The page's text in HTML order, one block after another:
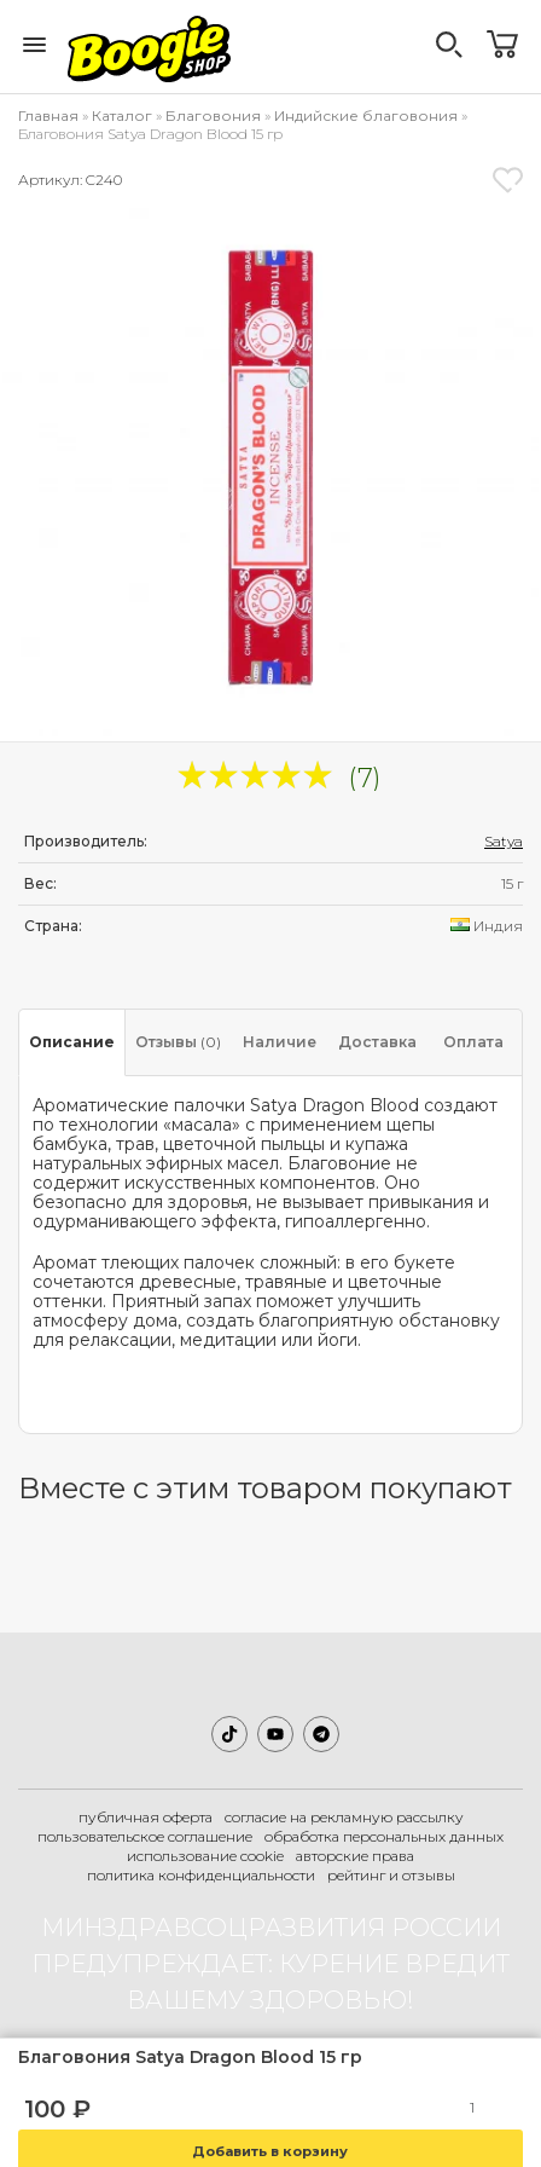
Главная » Каталог » Благовония » Индийские благовония »
Благовония Satya Dragon Blood 15 гр
Артикул: C240
(7)
Благовония Satya Dragon Blood 15 гр
100 ₽
Производитель: Satya
Вес: 15 г
Страна: Индия
Описание Отзывы (0) Наличие Доставка Оплата
Ароматические палочки Satya Dragon Blood создают
по технологии «масала» с применением щепы
бамбука, трав, цветочной пыльцы и купажа
натуральных эфирных масел. Благовоние не
содержит искусственных компонентов. Оно
безопасно для здоровья, не вызывает привыкания и
одурманивающего эффекта, гипоаллергенно.
Аромат тлеющих палочек сложный: в его букете
сочетаются древесные, травяные и цветочные
оттенки. Приятный запах поможет улучшить
атмосферу дома, создать благоприятную обстановку
для релаксации, медитации или йоги.
Вместе с этим товаром покупают
публичная оферта
согласие на рекламную рассылку
пользовательское соглашение
обработка персональных данных
использование cookie
авторские права
политика конфиденциальности
рейтинг и отзывы
МИНЗДРАВСОЦРАЗВИТИЯ РОССИИ
ПРЕДУПРЕЖДАЕТ: КУРЕНИЕ ВРЕДИТ
ВАШЕМУ ЗДОРОВЬЮ!
2007-2026 © Boogie-Shop.ru
магазин содержит товар не предназначенный для продажи лицам